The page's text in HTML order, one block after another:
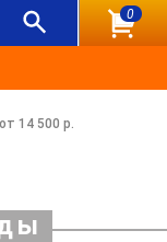
0
14 500 р.